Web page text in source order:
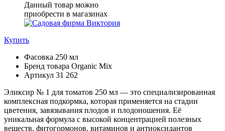
Данный товар можно
приобрести в магазинах
Купить
Фасовка 250 мл
Бренд товара Organic Mix
Артикул 31 262
Эликсир № 1 для томатов 250 мл — это специализированная
комплексная подкормка, которая применяется на стадии
цветения, завязывания плодов и плодоношения. Её
уникальная формула с высокой концентрацией полезных
веществ, фитогормонов, витаминов и антиоксидантов